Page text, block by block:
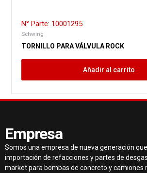
N° Parte: 10001295
Schwing
TORNILLO PARA VÁLVULA ROCK
Añadir al carrito
Empresa
Somos una empresa de nueva generación
importación de refacciones y partes de
market para bombas de concreto y camiones